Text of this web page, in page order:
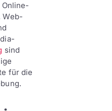
Web-
sind
für die